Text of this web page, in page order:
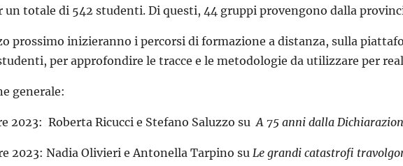
un totale di 542 studenti. Di questi, 44 gruppi provengono dalla
prossimo inizieranno i percorsi di formazione a distanza, sulla
per approfondire le tracce e le metodologie da utilizzare per
generale:
2023: Roberta Ricucci e Stefano Saluzzo suA 75 anni dalla
2023: Nadia Olivieri e Antonella Tarpino su Le grandi catastrofi